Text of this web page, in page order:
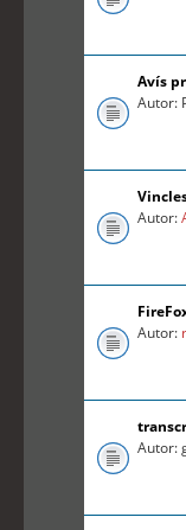
Avís
Autor:
Autor:
Autor:
Autor: